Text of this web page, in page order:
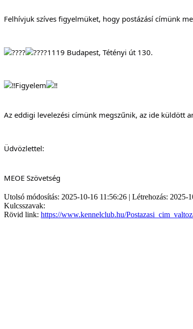
Felhívjuk szíves figyelmüket, hogy postázásí címünk
1119 Budapest, Tétényi út 130.
Figyelem
Az eddigi levelezési címünk megszűnik, az ide küldött
Üdvözlettel:
MEOE Szövetség
Utolsó módosítás: 2025-10-16 11:56:26 | Létrehozás: 2025-
Kulcsszavak:
Rövid link: https://www.kennelclub.hu/